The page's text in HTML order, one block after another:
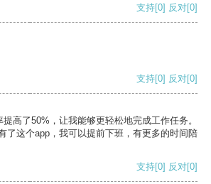
支持[0] 反对[0]
支持[0] 反对[0]
高了50%，让我能够更轻松地完成工作任务。
了这个app，我可以提前下班，有更多的时间陪
支持[0] 反对[0]